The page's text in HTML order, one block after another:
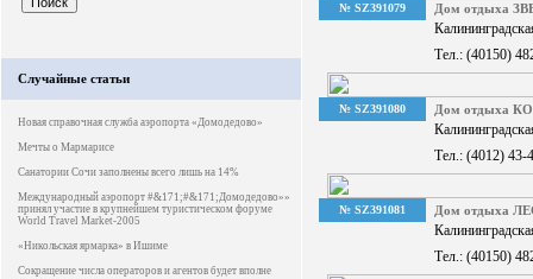
Случайные статьи
Новая справочная служба аэропорта «Домодедово»
Мечты о Мармарисе
Санатории Сочи заполнены всего лишь на 14%
Международный аэропорт #&171;#&171;Домодедово»»
принял участие в крупнейшем туристическом форуме
World Travel Market-2005
«Никольская ярмарка» в Ишиме
Сокращение числа операторов и агентов будет вполне
№ SZ391079 Дом отдыха
Тел.: (40150)
№ SZ391080 Дом отдыха
Тел.: (4012) 43-
№ SZ391081 Дом отдыха
Тел.: (40150)